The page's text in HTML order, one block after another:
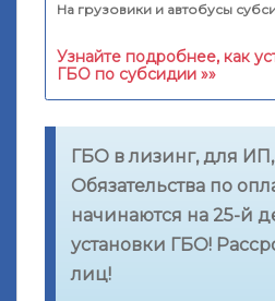
На грузовики и автобусы
Узнайте подробнее, как
ГБО по субсидии »»
ГБО в лизинг, для
Обязательства по
начинаются на 25-й
установки ГБО!
лиц!